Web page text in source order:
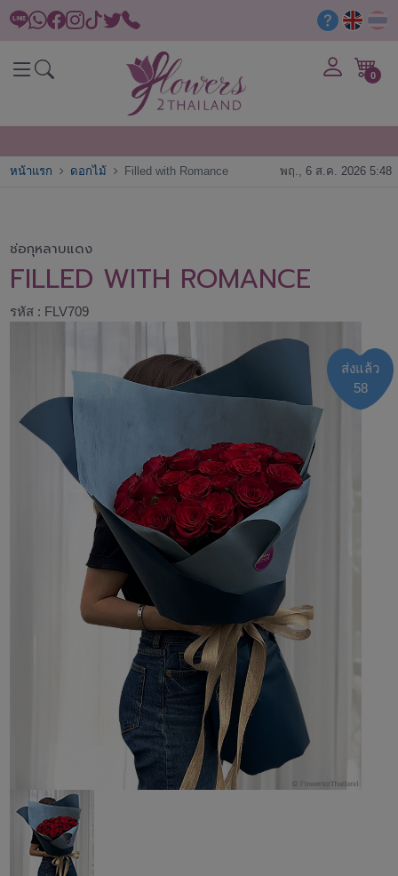
0
หน้าแรก ดอกไม้ Filled with Romance พฤ., 6 ส.ค. 2026 5:48
ช่อกุหลาบแดง
FILLED WITH ROMANCE
รหัส : FLV709
ส่งแล้ว
58